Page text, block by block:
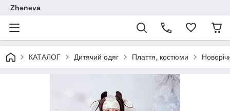
Zheneva
КАТАЛОГ Дитячий одяг Плаття, костюми